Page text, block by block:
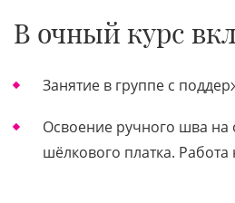
В очный курс
Занятие в группе с
Освоение ручного шва на
шёлкового платка. Работа